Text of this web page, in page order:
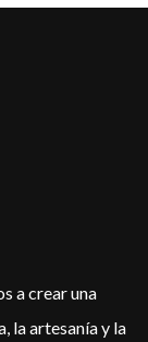
a crear una
la artesanía y la